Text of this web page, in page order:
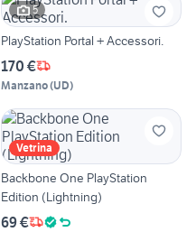
5
PlayStation Portal + Accessori.
170 €
Manzano(UD)
Vetrina
Backbone One PlayStation
Edition (Lightning)
69 €